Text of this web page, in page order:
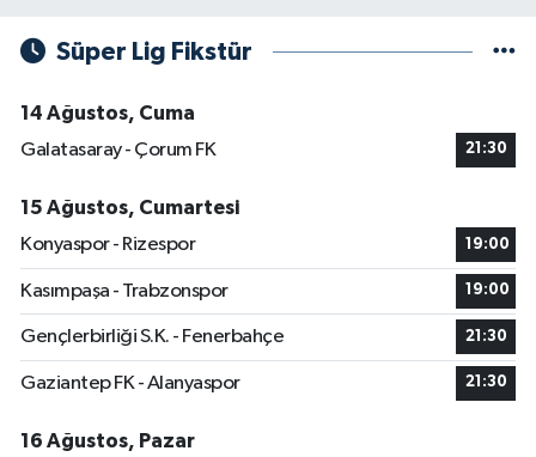
Süper Lig Fikstür
14 Ağustos, Cuma
Galatasaray - Çorum FK
21:30
15 Ağustos, Cumartesi
Konyaspor - Rizespor
19:00
Kasımpaşa - Trabzonspor 19:00
Gençlerbirliği S.K. - Fenerbahçe 21:30
Gaziantep FK - Alanyaspor 21:30
16 Ağustos, Pazar